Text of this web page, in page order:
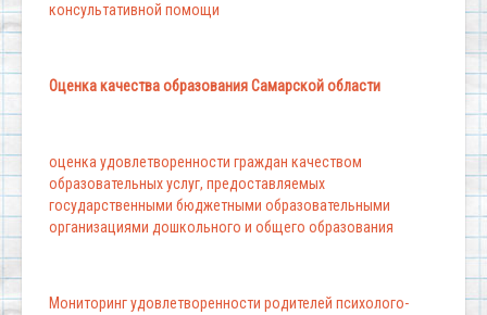
консультативной помощи
Оценка качества образования Самарской области
оценка удовлетворенности граждан качеством
образовательных услуг, предоставляемых
государственными бюджетными образовательными
организациями дошкольного и общего образования
Мониторинг удовлетворенности родителей психолого-